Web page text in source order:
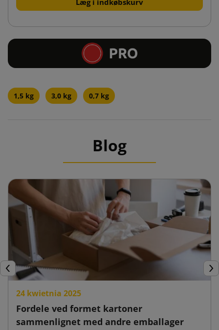
1,5 kg 3,0 kg 0,7 kg
Blog
Forrige
24 kwietnia 2025
Fordele ved formet kartoner
sammenlignet med andre emballager